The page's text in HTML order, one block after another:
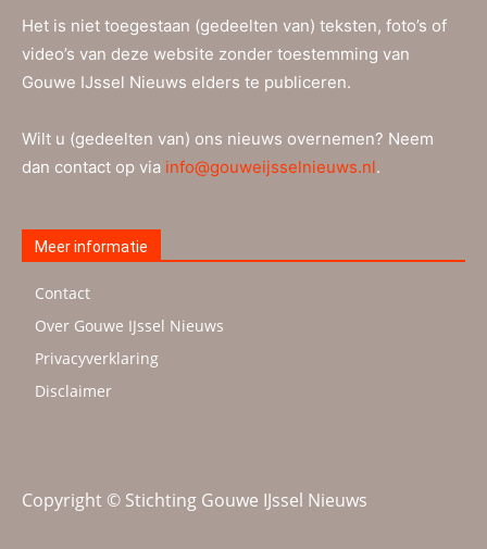
Het is niet toegestaan (gedeelten van) teksten, foto’s of
video’s van deze website zonder toestemming van
Gouwe IJssel Nieuws elders te publiceren.
Wilt u (gedeelten van) ons nieuws overnemen? Neem
dan contact op via info@gouweijsselnieuws.nl.
Meer informatie
Contact
Over Gouwe IJssel Nieuws
Privacyverklaring
Disclaimer
Copyright © Stichting Gouwe IJssel Nieuws